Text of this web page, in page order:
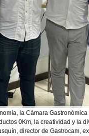
la Cámara
0Km, la creatividad y la
director de Gastrocam,